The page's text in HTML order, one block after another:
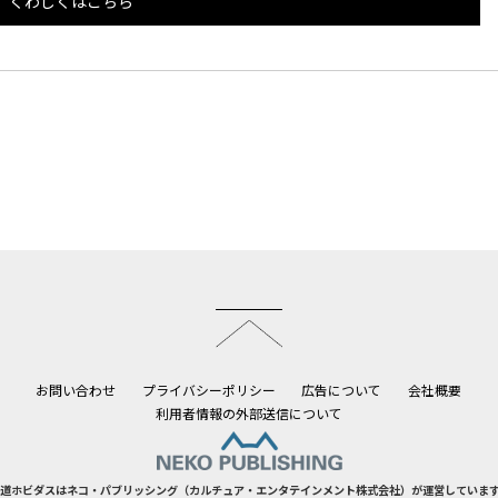
お問い合わせ プライバシーポリシー 広告について
会社概要
利用者情報の外部送信について
ホビダスはネコ・パブリッシング（カルチュア・エンタテインメント株式会社）が運営していま